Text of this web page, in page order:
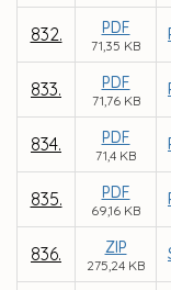
832. PDF
71,35 KB
833. PDF
71,76 KB
834. PDF
71,4 KB
835. PDF
69,16 KB
836. ZIP
275,24 KB